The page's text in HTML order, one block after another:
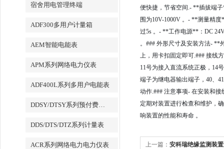
宿舍用电管理终端
ADF300多用户计量箱
AEM智能电能表
APM系列网络电力仪表
ADF400L系列多用户电能表
DDSY/DTSY系列预付费电表
DDS/DTS/DTZ系列计量表
ACR系列网络电力电力仪表
便快捷，节省空间.- **插拔端
围为10V-1000V 。- **测量精
过5s 。- **工作电源**：DC
。### 外形尺寸及安装方法- **
上，用卡扣固定即可.### 接线
11号为接入直流系统正极，14
端子为继电器输出端子，40、
动作.### 注意事项- 在安装和
定期对装置进行检查和维护，
响装置的性能和寿命 。
上一篇： 安科瑞绝缘监测装